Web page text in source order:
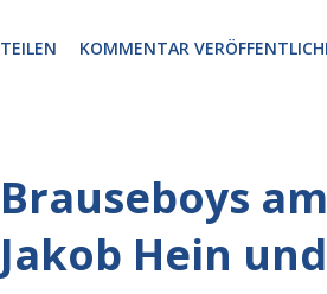
blickte die Krähe und ihn an,
gleichzeitig amüsiert.
TEILEN KOMMENTAR
Brauseboys
Jakob Hein